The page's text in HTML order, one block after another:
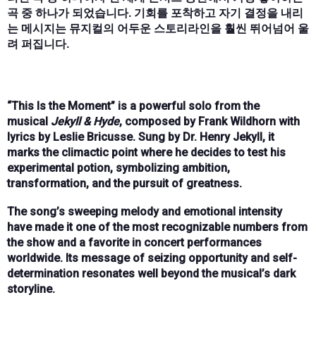
곡 중 하나가 되었습니다. 기회를 포착하고 자기 결정을 내리
는 메시지는 뮤지컬의 어두운 스토리라인을 훨씬 뛰어넘어 울
려 퍼집니다.
“This Is the Moment” is a powerful solo from the
musical Jekyll & Hyde, composed by Frank Wildhorn with
lyrics by Leslie Bricusse. Sung by Dr. Henry Jekyll, it
marks the climactic point where he decides to test his
experimental potion, symbolizing ambition,
transformation, and the pursuit of greatness.
The song’s sweeping melody and emotional intensity
have made it one of the most recognizable numbers from
the show and a favorite in concert performances
worldwide. Its message of seizing opportunity and self-
determination resonates well beyond the musical’s dark
storyline.